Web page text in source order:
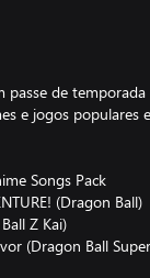
passe de
e jogos populares
Songs Pack
(Dragon Ball)
Z Kai)
(Dragon Ball